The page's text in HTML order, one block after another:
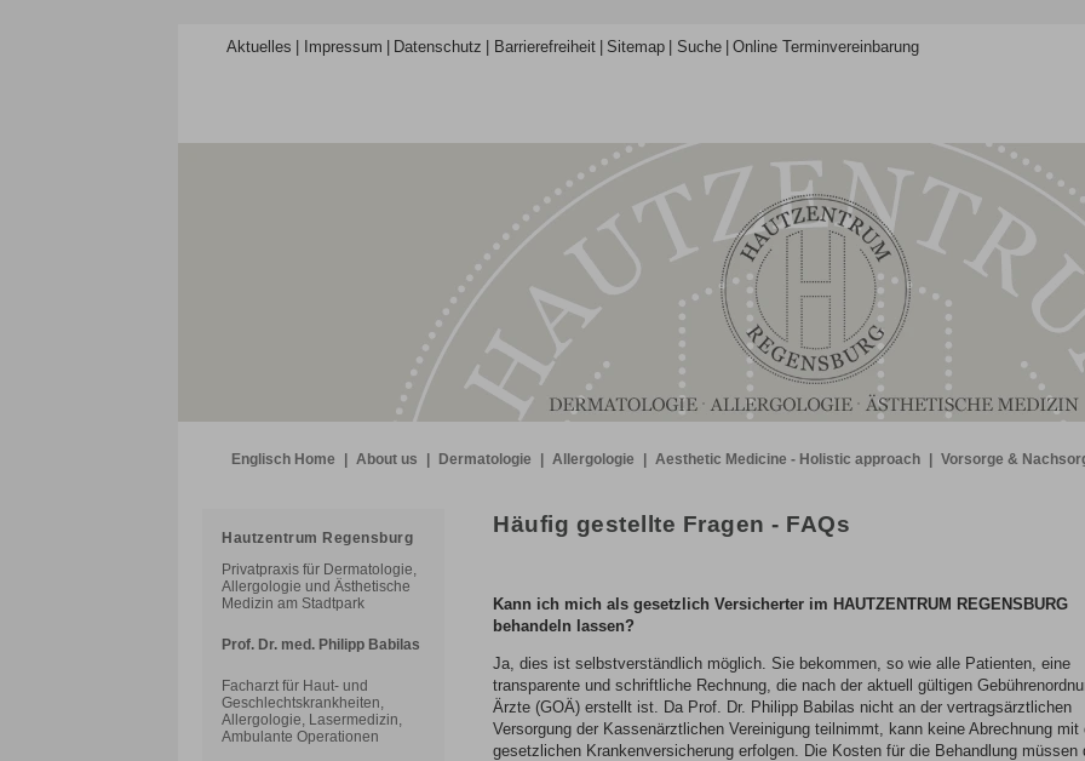
Aktuelles Impressum Datenschutz Barrierefreiheit Sitemap Suche Online Terminvereinbarung
Englisch Home About us Dermatologie Allergologie Aesthetic Medicine - Holistic approach Vorsorge &
Hautzentrum Regensburg
Privatpraxis für Dermatologie,
Allergologie und Ästhetische
Medizin am Stadtpark
Prof. Dr. med. Philipp Babilas
Facharzt für Haut- und
Geschlechtskrankheiten,
Allergologie, Lasermedizin,
Ambulante Operationen
Häufig gestellte Fragen - FAQs
Kann ich mich als gesetzlich Versicherter im HAUTZENTRUM REGENSBURG
behandeln lassen?
Ja, dies ist selbstverständlich möglich. Sie bekommen, so wie alle Patienten, eine
transparente und schriftliche Rechnung, die nach der aktuell gültigen
Ärzte (GOÄ) erstellt ist. Da Prof. Dr. Philipp Babilas nicht an der vertragsärztlichen
Versorgung der Kassenärztlichen Vereinigung teilnimmt, kann keine Abrechnung mit
gesetzlichen Krankenversicherung erfolgen. Die Kosten für die Behandlung müssen